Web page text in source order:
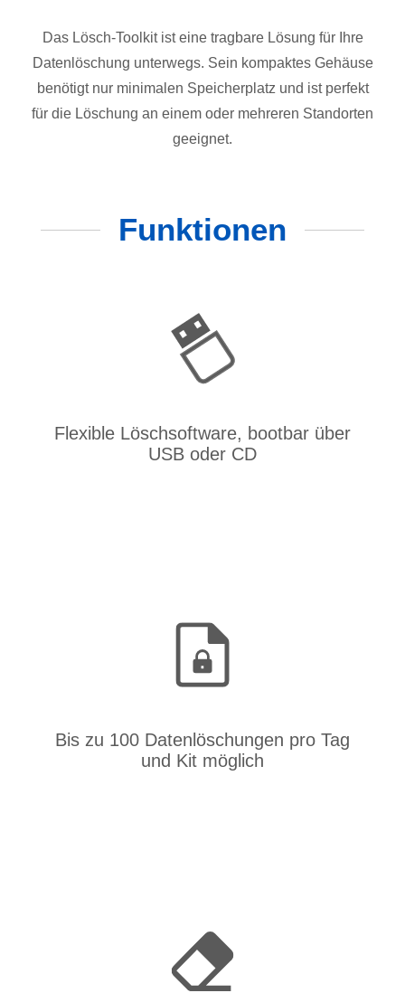
Das Lösch-Toolkit ist eine tragbare Lösung für Ihre
Datenlöschung unterwegs. Sein kompaktes Gehäuse
benötigt nur minimalen Speicherplatz und ist perfekt
für die Löschung an einem oder mehreren Standorten
geeignet.
Funktionen
Flexible Löschsoftware, bootbar über
USB oder CD
Bis zu 100 Datenlöschungen pro Tag
und Kit möglich